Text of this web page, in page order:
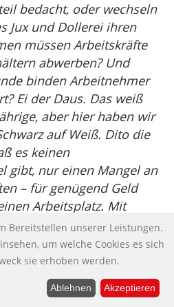
bedacht, oder wechseln
Jux und Dollerei ihren
müssen Arbeitskräfte
abwerben? Und
binden Arbeitnehmer
Ei der Daus. Das weiß
aber hier haben wir
auf Weiß. Dito die
es keinen
gibt, nur einen Mangel an
– für genügend Geld
Arbeitsplatz. Mit
wirklich unflexibel sind nur
und nicht bereit, sich auf
Marktwirtschaft
Bereitstellen unserer Leistungen.
um welche Cookies es sich
sie erhoben werden.
Ablehnen Akzeptieren